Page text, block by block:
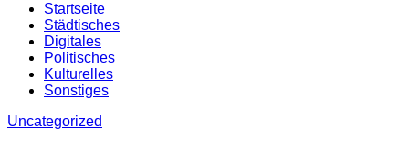
Startseite
Städtisches
Digitales
Politisches
Kulturelles
Sonstiges
Uncategorized